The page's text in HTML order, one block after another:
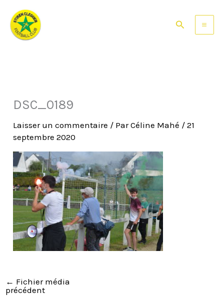
contenu
Rechercher
DSC_0189
Laisser un commentaire / ParCéline Mahé /21
septembre 2020
← Fichier média
précédent